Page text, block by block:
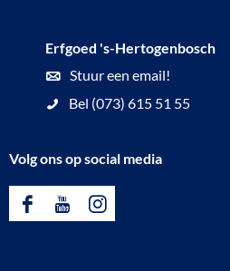
Erfgoed 's-Hertogenbosch
Stuur een email!
Bel (073) 615 51 55
Volg ons op social media
F
Y
I